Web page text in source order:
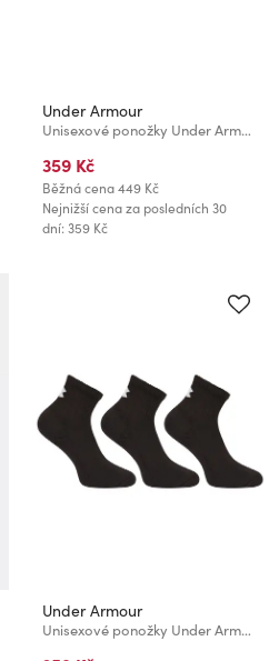
Under Armour
Unisexové ponožky Under Armour Unisex UA TC No Show (3 páry)
359 Kč
Běžná cena449 Kč
Nejnižší cena za posledních 30
dní: 359 Kč
Under Armour
Unisexové ponožky Under Armour Unisex UA TC Qtr (3 páry)